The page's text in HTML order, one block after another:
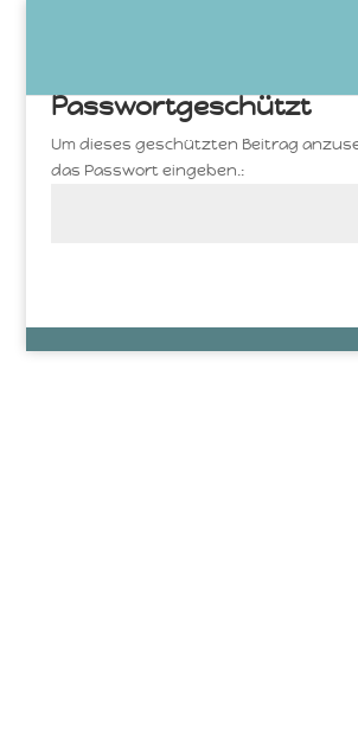
Passwortgeschützt
Um dieses geschützten Beitrag
das Passwort eingeben.: